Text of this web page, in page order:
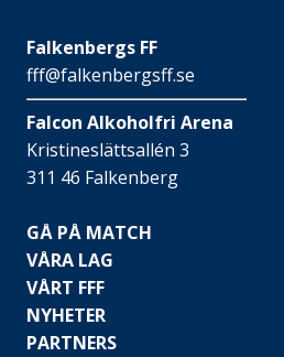
Falkenbergs FF
fff@falkenbergsff.se
Falcon Alkoholfri Arena
Kristineslättsallén 3
311 46 Falkenberg
GÅ PÅ MATCH
VÅRA LAG
VÅRT FFF
NYHETER
PARTNERS